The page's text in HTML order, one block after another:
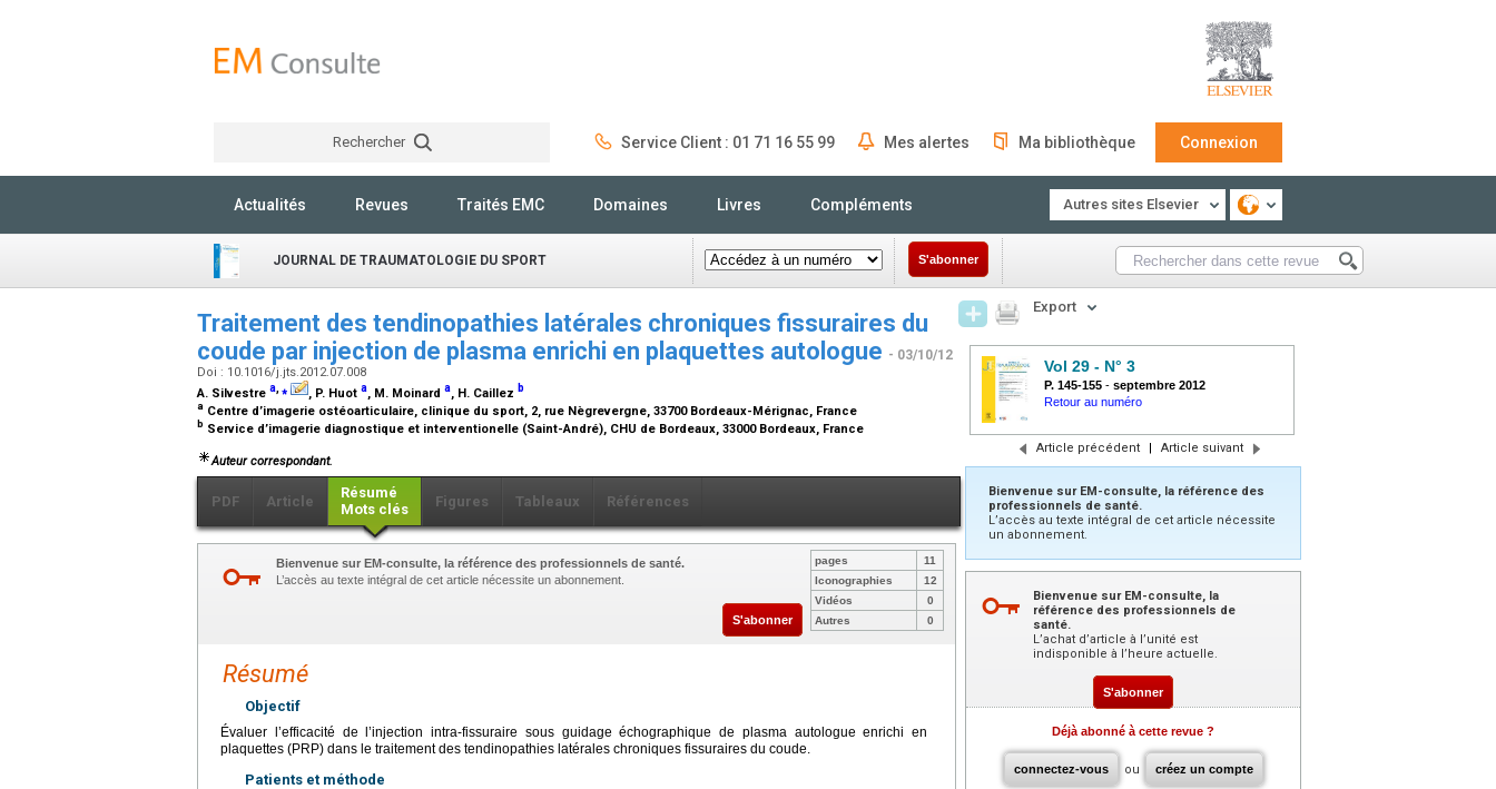
Rechercher Service Client : 01 71 16 55 99 Mes alertes Ma bibliothèque Connexion
Actualités Revues Traités EMC Domaines Livres Compléments Autres sites Elsevier
JOURNAL DE TRAUMATOLOGIE DU SPORT S'abonner
Traitement des tendinopathies latérales chroniques fissuraires du
coude par injection de plasma enrichi en plaquettes autologue - 03/10/12
Doi : 10.1016/j.jts.2012.07.008
A. Silvestre a,⁎ , P. Huot a, M. Moinard a, H. Caillez b
a Centre d’imagerie ostéoarticulaire, clinique du sport, 2, rue Nègrevergne, 33700 Bordeaux-Mérignac, France
b Service d’imagerie diagnostique et interventionelle (Saint-André), CHU de Bordeaux, 33000 Bordeaux, France
Auteur correspondant.
PDF Article
Résumé
Mots clés
Figures Tableaux Références
Bienvenue sur EM-consulte, la référence des professionnels de santé.
L’accès au texte intégral de cet article nécessite un abonnement.
S'abonner
pages
11
Iconographies
12
Vidéos
0
Autres
0
Résumé
Objectif
Évaluer l’efficacité de l’injection intra-fissuraire sous guidage échographique de plasma autologue enrichi en
plaquettes (PRP) dans le traitement des tendinopathies latérales chroniques fissuraires du coude.
Patients et méthode
Export
Vol 29 - N° 3
P. 145-155 - septembre 2012
Retour au numéro
Article précédent | Article suivant
Bienvenue sur EM-consulte, la référence des
professionnels de santé.
L’accès au texte intégral de cet article nécessite
un abonnement.
Bienvenue sur EM-consulte, la
référence des professionnels de
santé.
L’achat d’article à l’unité est
indisponible à l’heure actuelle.
S'abonner
Déjà abonné à cette revue ?
connectez-vous ou créez un compte